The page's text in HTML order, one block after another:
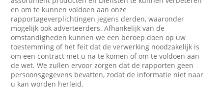
en om te kunnen voldoen aan onze
rapportageverplichtingen jegens derden, waaronder
mogelijk ook adverteerders. Afhankelijk van de
omstandigheden kunnen we een beroep doen op uw
toestemming of het feit dat de verwerking noodzakelijk is
om een contract met u na te komen of om te voldoen aan
de wet. We zullen ervoor zorgen dat de rapporten geen
persoonsgegevens bevatten, zodat de informatie niet naar
u kan worden herleid.